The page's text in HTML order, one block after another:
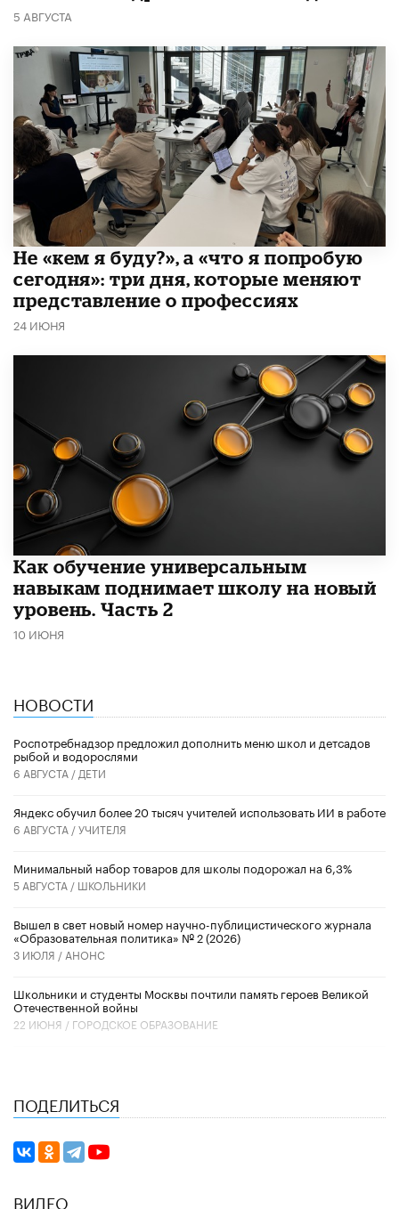
5 АВГУСТА
Не «кем я буду?», а «что я попробую
сегодня»: три дня, которые меняют
представление о профессиях
24 ИЮНЯ
​Как обучение универсальным
навыкам поднимает школу на новый
уровень. Часть 2
10 ИЮНЯ
НОВОСТИ
Роспотребнадзор предложил дополнить меню школ и детсадов
рыбой и водорослями
6 АВГУСТА / ДЕТИ
​Яндекс обучил более 20 тысяч учителей использовать ИИ в работе
6 АВГУСТА /УЧИТЕЛЯ
Минимальный набор товаров для школы подорожал на 6,3%
5 АВГУСТА / ШКОЛЬНИКИ
Вышел в свет новый номер научно-публицистического журнала
«Образовательная политика» № 2 (2026)
3 ИЮЛЯ / АНОНС
Школьники и студенты Москвы почтили память героев Великой
Отечественной войны
22 ИЮНЯ / ГОРОДСКОЕ ОБРАЗОВАНИЕ
ПОДЕЛИТЬСЯ
ВИДЕО